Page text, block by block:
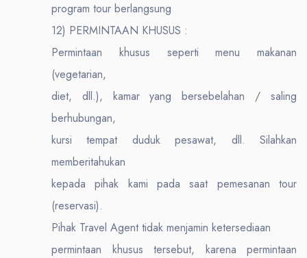
program tour berlangsung
12) PERMINTAAN KHUSUS :
Permintaan khusus seperti menu makanan
(vegetarian,
diet, dll.), kamar yang bersebelahan / saling
berhubungan,
kursi tempat duduk pesawat, dll. Silahkan
memberitahukan
kepada pihak kami pada saat pemesanan tour
(reservasi).
Pihak Travel Agent tidak menjamin ketersediaan
permintaan khusus tersebut, karena permintaan